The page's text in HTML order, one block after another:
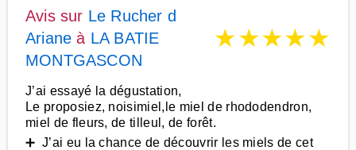
Avis sur Le Rucher d
Ariane à LA BATIE
MONTGASCON
★★★★★
J’ai essayé la dégustation,
Le proposiez, noisimiel,le miel de rhododendron,
miel de fleurs, de tilleul, de forêt.
➕ J’ai eu la chance de découvrir les miels de cet